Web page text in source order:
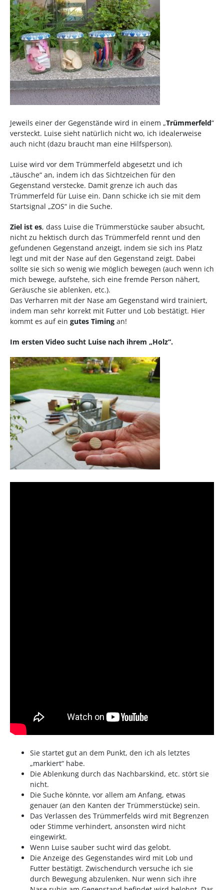
Jeweils einer der Gegenstände wird in einem „Trümmerfeld“
versteckt. Luise sieht natürlich nicht wo, ich idealerweise
auch nicht (dazu braucht man eine Hilfsperson).
Luise wird vor dem Trümmerfeld abgesetzt und ich
„täusche“ an, indem ich das Sichtzeichen für den
Gegenstand verstecke. Damit grenze ich auch das
Trümmerfeld für Luise ein. Dann schicke ich sie mit dem
Startsignal „ZOS“ in die Suche.
Ziel ist es, dass Luise die Trümmerstücke sauber absucht,
nicht zu hektisch durch das Trümmerfeld rennt und den
gefundenen Gegenstand anzeigt, indem sie sich ins Platz
legt und mit der Nase auf den Gegenstand zeigt. Dabei
sollte sie sich so wenig wie möglich bewegen (auch wenn ich
mich bewege, aufstehe, sich eine fremde Person nähert,
Geräusche sie ablenken, etc.).
Das Verharren mit der Nase am Gegenstand wird trainiert,
indem man sehr korrekt mit Futter und Lob bestätigt. Hier
kommt es auf ein gutes Timing an!
Im ersten Video sucht Luise nach ihrem „Holz“.
Sie startet gut an dem Punkt, den ich als letztes
„markiert“ habe.
Die Ablenkung durch das Nachbarskind, etc. stört sie
nicht.
Die Suche könnte, vor allem am Anfang, etwas
genauer (an den Kanten der Trümmerstücke) sein.
Das Verlassen des Trümmerfelds wird mit Begrenzen
oder Stimme verhindert, ansonsten wird nicht
eingewirkt.
Wenn Luise sauber sucht wird das gelobt.
Die Anzeige des Gegenstandes wird mit Lob und
Futter bestätigt. Zwischendurch versuche ich sie
durch Bewegung abzulenken. Nur wenn sich ihre